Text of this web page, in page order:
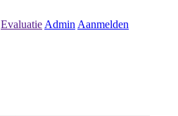
Evaluatie Admin Aanmelden